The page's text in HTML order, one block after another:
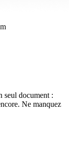
seul document :
Ne manquez